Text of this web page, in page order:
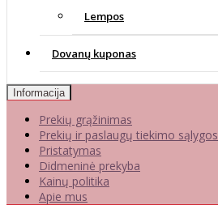
Lempos
Dovanų kuponas
Informacija
Prekių grąžinimas
Prekių ir paslaugų tiekimo sąlygos
Pristatymas
Didmeninė prekyba
Kainų politika
Apie mus